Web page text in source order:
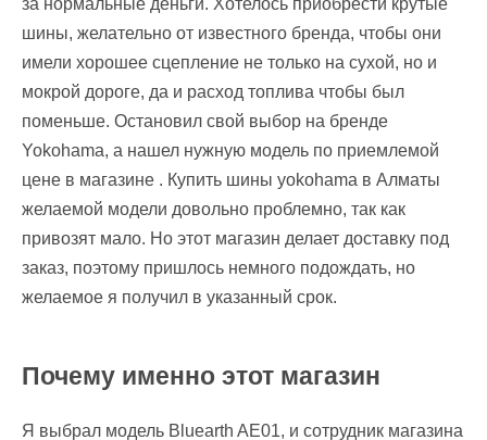
шины, желательно от известного бренда, чтобы они
имели хорошее сцепление не только на сухой, но и
мокрой дороге, да и расход топлива чтобы был
поменьше. Остановил свой выбор на бренде
Yokohama, а нашел нужную модель по приемлемой
цене в магазине . Купить шины yokohama в Алматы
желаемой модели довольно проблемно, так как
привозят мало. Но этот магазин делает доставку под
заказ, поэтому пришлось немного подождать, но
желаемое я получил в указанный срок.
Почему именно этот магазин
Я выбрал модель Bluearth AE01, и сотрудник магазина